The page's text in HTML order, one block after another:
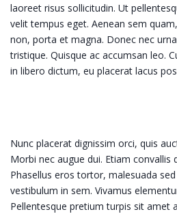
laoreet risus sollicitudin. Ut
velit tempus eget. Aenean sem
non, porta et magna. Donec nec
tristique. Quisque ac accumsan leo.
in libero dictum, eu placerat lacus
Nunc placerat dignissim orci, quis
Morbi nec augue dui. Etiam convallis
Phasellus eros tortor, malesuada
vestibulum in sem. Vivamus
Pellentesque pretium turpis sit amet